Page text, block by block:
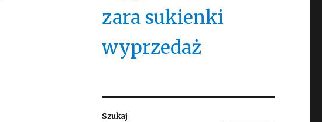
zara sukienki
wyprzedaż
Szukaj